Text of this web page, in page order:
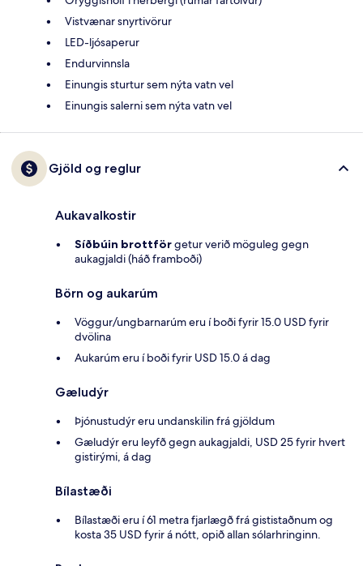
Vistvænar snyrtivörur
LED-ljósaperur
Endurvinnsla
Einungis sturtur sem nýta vatn vel
Einungis salerni sem nýta vatn vel
Gjöld og reglur
Aukavalkostir
Síðbúin brottförgetur verið möguleg gegn
aukagjaldi (háð framboði)
Börn og aukarúm
Vöggur/ungbarnarúm eru í boði fyrir 15.0 USD fyrir
dvölina
Aukarúm eru í boði fyrir USD 15.0 á dag
Gæludýr
Þjónustudýr eru undanskilin frá gjöldum
Gæludýr eru leyfð gegn aukagjaldi, USD 25 fyrir hvert
gistirými, á dag
Bílastæði
Bílastæði eru í 61 metra fjarlægð frá gististaðnum og
kosta 35 USD fyrir á nótt, opið allan sólarhringinn.